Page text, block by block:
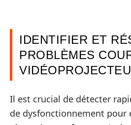
IDENTIFIER ET
PROBLÈMES
Il est crucial de détecter
de dysfonctionnement pour